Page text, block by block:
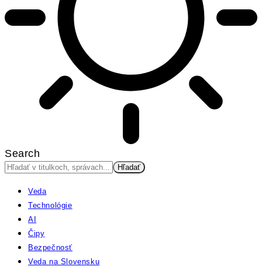
Search
Veda
Technológie
AI
Čipy
Bezpečnosť
Veda na Slovensku